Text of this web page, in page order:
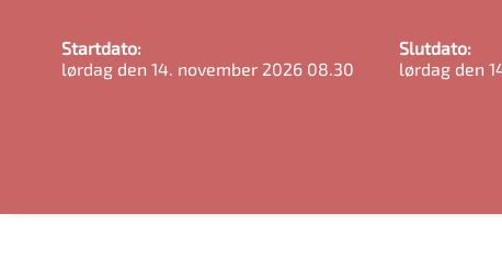
Startdato:
lørdag den 14. november 2026 08.30
Slutdato:
lørdag den